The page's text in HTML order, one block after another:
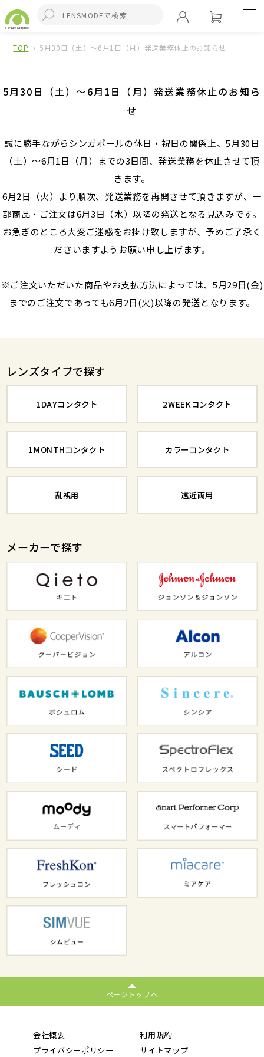
TOP 5月30日（土）～6月1日（月）発送業務休止のお知らせ
5月30日（土）～6月1日（月）発送業務休止のお知ら
せ
誠に勝手ながらシンガポールの休日・祝日の関係上、5月30日
（土）～6月1日（月）までの3日間、発送業務を休止させて頂
きます。
6月2日（火）より順次、発送業務を再開させて頂きますが、一
部商品・ご注文は6月3日（水）以降の発送となる見込みです。
お急ぎのところ大変ご迷惑をお掛け致しますが、予めご了承く
ださいますようお願い申し上げます。
※ご注文いただいた商品やお支払方法によっては、5月29日(金)
までのご注文であっても6月2日(火)以降の発送となります。
レンズタイプで探す
1DAYコンタクト 2WEEKコンタクト
1MONTHコンタクト カラーコンタクト
乱視用 遠近両用
メーカーで探す
ページトップへ
会社概要
利用規約
プライバシーポリシー
サイトマップ